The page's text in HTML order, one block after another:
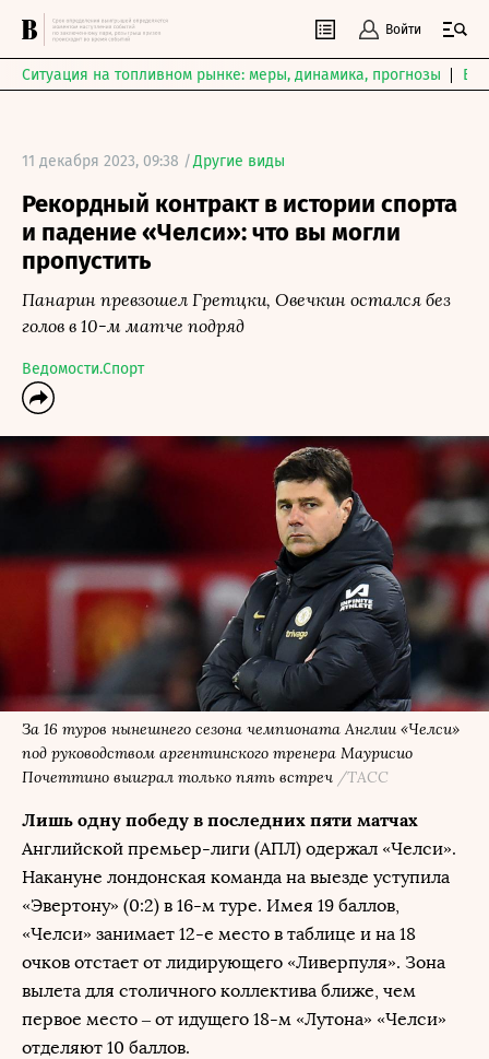
Войти
Ситуация на топливном рынке: меры, динамика, прогнозы
11 декабря 2023, 09:38 /Другие виды
Рекордный контракт в истории спорта
и падение «Челси»: что вы могли
пропустить
Панарин превзошел Гретцки, Овечкин остался без
голов в 10-м матче подряд
Ведомости.Спорт
За 16 туров нынешнего сезона чемпионата Англии «Челси»
под руководством аргентинского тренера Маурисио
Почеттино выиграл только пять встреч /ТАСС
Лишь одну победу в последних пяти матчах
Английской премьер-лиги (АПЛ) одержал «Челси».
Накануне лондонская команда на выезде уступила
«Эвертону» (0:2) в 16-м туре. Имея 19 баллов,
«Челси» занимает 12-е место в таблице и на 18
очков отстает от лидирующего «Ливерпуля». Зона
вылета для столичного коллектива ближе, чем
первое место – от идущего 18-м «Лутона» «Челси»
отделяют 10 баллов.